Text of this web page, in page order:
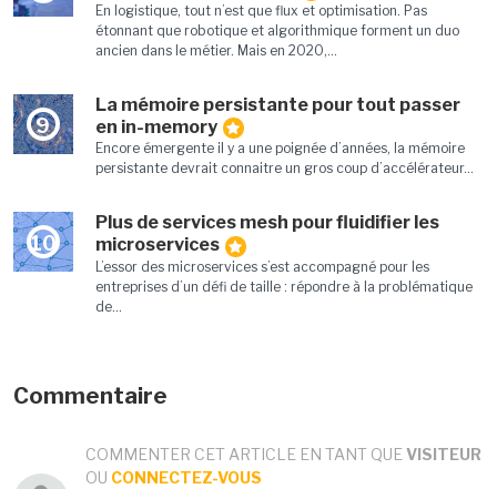
En logistique, tout n’est que flux et optimisation. Pas
étonnant que robotique et algorithmique forment un duo
ancien dans le métier. Mais en 2020,...
9
La mémoire persistante pour tout passer
en in-memory
Encore émergente il y a une poignée d’années, la mémoire
persistante devrait connaitre un gros coup d’accélérateur...
10
Plus de services mesh pour fluidifier les
microservices
L’essor des microservices s’est accompagné pour les
entreprises d’un défi de taille : répondre à la problématique
de...
Commentaire
COMMENTER CET ARTICLE EN TANT QUE VISITEUR
OU CONNECTEZ-VOUS